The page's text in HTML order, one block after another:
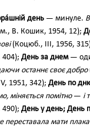
день — минуле.
В. Кошик, 1954, 12);
(Коцюб., III, 1956,
404); День за днем—
останнє своє добро
1951, 342); День по
міняється помітно— і
490); День у день; День
переставала мати